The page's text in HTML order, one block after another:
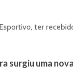
ter
surgiu uma